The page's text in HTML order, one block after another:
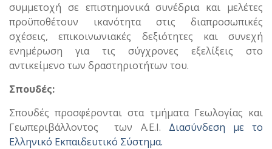
συμμετοχή σε επιστημονικά συνέδρια και μελέτες
προϋποθέτουν ικανότητα στις διαπροσωπικές
σχέσεις, επικοινωνιακές δεξιότητες και συνεχή
ενημέρωση για τις σύγχρονες εξελίξεις στο
αντικείμενο των δραστηριοτήτων του.
Σπουδές:
Σπουδές προσφέρονται στα τμήματα Γεωλογίας και
Γεωπεριβάλλοντος των Α.Ε.Ι. Διασύνδεση με το
Ελληνικό Εκπαιδευτικό Σύστημα.